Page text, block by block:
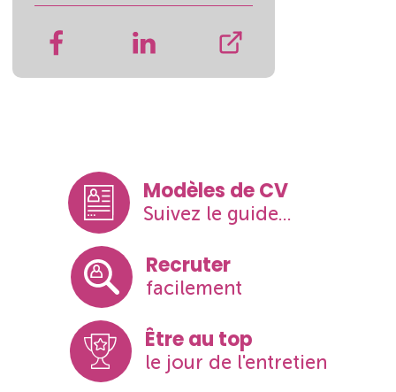
Modèles de CV
Suivez le guide...
Recruter
facilement
Être au top
le jour de l'entretien